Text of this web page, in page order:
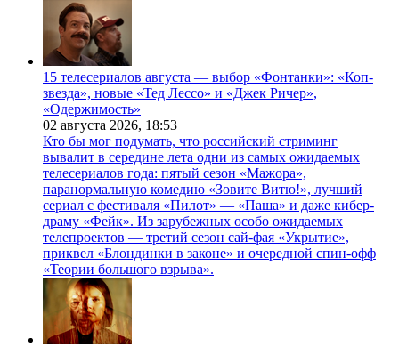
15 телесериалов августа — выбор «Фонтанки»: «Коп-
звезда», новые «Тед Лессо» и «Джек Ричер»,
«Одержимость»
02 августа 2026, 18:53
Кто бы мог подумать, что российский стриминг
вывалит в середине лета одни из самых ожидаемых
телесериалов года: пятый сезон «Мажора»,
паранормальную комедию «Зовите Витю!», лучший
сериал с фестиваля «Пилот» — «Паша» и даже кибер-
драму «Фейк». Из зарубежных особо ожидаемых
телепроектов — третий сезон сай-фая «Укрытие»,
приквел «Блондинки в законе» и очередной спин-офф
«Теории большого взрыва».